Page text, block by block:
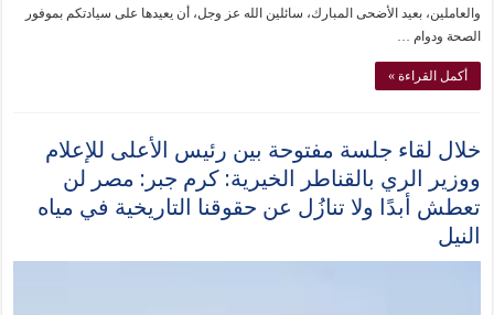
والعاملين، بعيد الأضحى المبارك، سائلين الله عز وجل، أن يعيدها على سيادتكم بموفور
الصحة ودوام …
أكمل القراءة »
خلال لقاء جلسة مفتوحة بين رئيس الأعلى للإعلام
ووزير الري بالقناطر الخيرية: كرم جبر: مصر لن
تعطش أبدًا ولا تنازُل عن حقوقنا التاريخية في مياه
النيل